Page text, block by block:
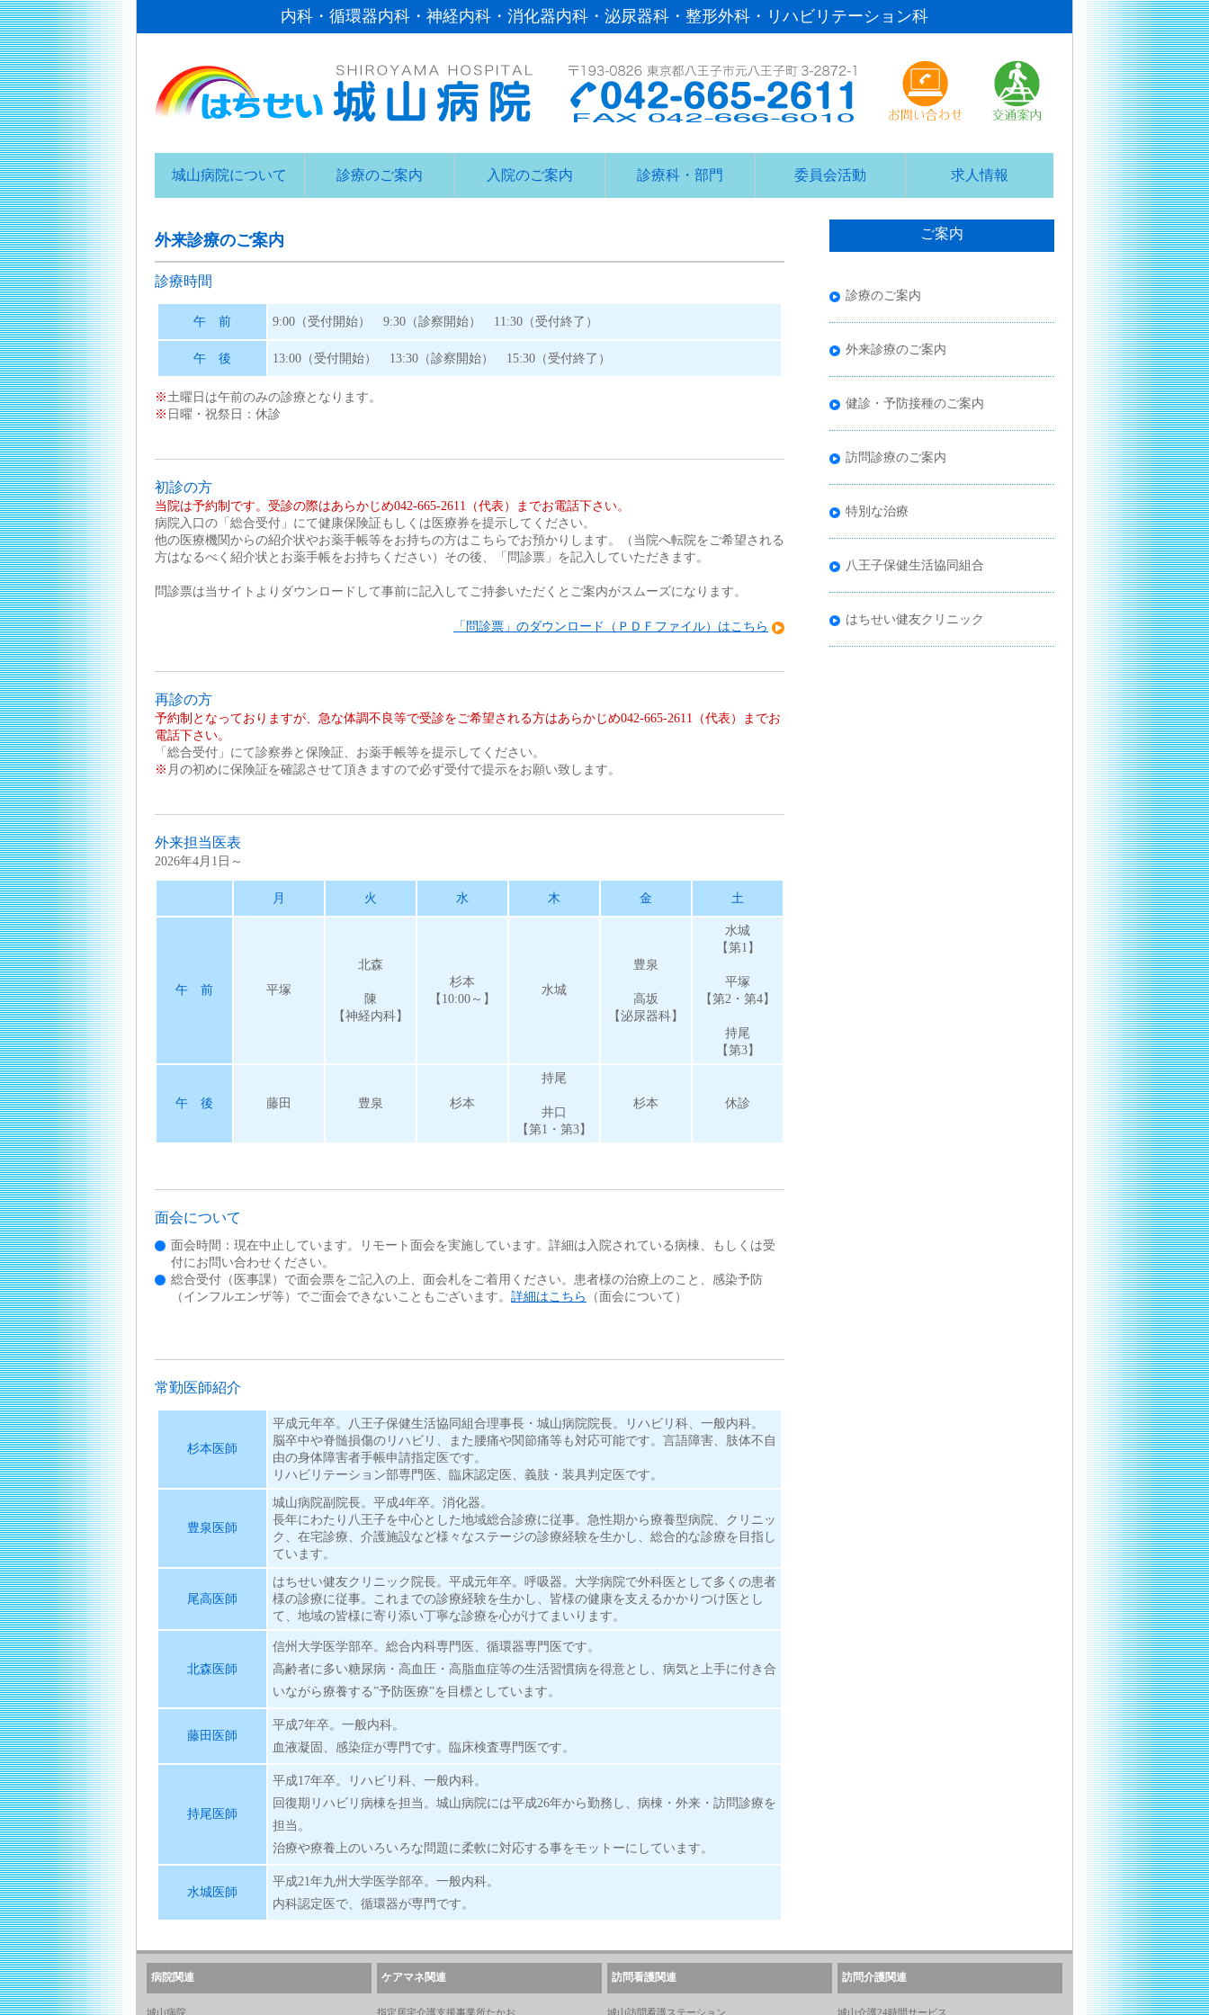
内科・循環器内科・神経内科・消化器内科・泌尿器科・整形外科・リハビリテーション科
城山病院について 診療のご案内 入院のご案内 診療科・部門 委員会活動 求人情報
外来診療のご案内
診療時間
午 前 9:00（受付開始） 9:30（診察開始） 11:30（受付終了）
午 後 13:00（受付開始） 13:30（診察開始） 15:30（受付終了）
※土曜日は午前のみの診療となります。
※ 日曜・祝祭日：休診
初診の方
当院は予約制です。受診の際はあらかじめ042-665-2611（代表）までお電話下さい。
病院入口の「総合受付」にて健康保険証もしくは医療券を提示してください。
他の医療機関からの紹介状やお薬手帳等をお持ちの方はこちらでお預かりします。（当院へ転院をご希望される
方はなるべく紹介状とお薬手帳をお持ちください）その後、「問診票」を記入していただきます。
問診票は当サイトよりダウンロードして事前に記入してご持参いただくとご案内がスムーズになります。
「問診票」のダウンロード（ＰＤＦファイル）はこちら
再診の方
予約制となっておりますが、急な体調不良等で受診をご希望される方はあらかじめ042-665-2611（代表）までお
電話下さい。
「総合受付」にて診察券と保険証、お薬手帳等を提示してください。
※ 月の初めに保険証を確認させて頂きますので必ず受付で提示をお願い致します。
外来担当医表
2026年4月1日～
月 火 水 木 金 土
午 前 平塚
北森
陳
【神経内科】
杉本
【10:00～】
水城
豊泉
高坂
【泌尿器科】
水城
【第1】
平塚
【第2・第4】
持尾
【第3】
午 後 藤田 豊泉 杉本
持尾
井口
【第1・第3】
杉本 休診
面会について
面会時間：現在中止しています。リモート面会を実施しています。詳細は入院されている病棟、もしくは受
付にお問い合わせください。
総合受付（医事課）で面会票をご記入の上、面会札をご着用ください。患者様の治療上のこと、感染予防
（インフルエンザ等）でご面会できないこともございます。 詳細はこちら （面会について）
常勤医師紹介
杉本医師
平成元年卒。八王子保健生活協同組合理事長・城山病院院長。リハビリ科、一般内科。
脳卒中や脊髄損傷のリハビリ、また腰痛や関節痛等も対応可能です。言語障害、肢体不自
由の身体障害者手帳申請指定医です。
リハビリテーション部専門医、臨床認定医、義肢・装具判定医です。
豊泉医師
城山病院副院長。平成4年卒。消化器。
長年にわたり八王子を中心とした地域総合診療に従事。急性期から療養型病院、クリニッ
ク、在宅診療、介護施設など様々なステージの診療経験を生かし、総合的な診療を目指し
ています。
尾高医師
はちせい健友クリニック院長。平成元年卒。呼吸器。大学病院で外科医として多くの患者
様の診療に従事。これまでの診療経験を生かし、皆様の健康を支えるかかりつけ医とし
て、地域の皆様に寄り添い丁寧な診療を心がけてまいります。
北森医師
信州大学医学部卒。総合内科専門医、循環器専門医です。
高齢者に多い糖尿病・高血圧・高脂血症等の生活習慣病を得意とし、病気と上手に付き合
いながら療養する”予防医療”を目標としています。
藤田医師
平成7年卒。一般内科。
血液凝固、感染症が専門です。臨床検査専門医です。
持尾医師
平成17年卒。リハビリ科、一般内科。
回復期リハビリ病棟を担当。城山病院には平成26年から勤務し、病棟・外来・訪問診療を
担当。
治療や療養上のいろいろな問題に柔軟に対応する事をモットーにしています。
水城医師
平成21年九州大学医学部卒。一般内科。
内科認定医で、循環器が専門です。
ご案内
診療のご案内
外来診療のご案内
健診・予防接種のご案内
訪問診療のご案内
特別な治療
八王子保健生活協同組合
はちせい健友クリニック
病院関連
城山病院
ケアマネ関連
指定居宅介護支援事業所たかお
訪問看護関連
城山訪問看護ステーション
訪問介護関連
城山介護24時間サービス